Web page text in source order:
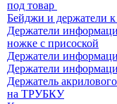
под товар
Бейджи и держатели
Держатели
ножке с присоской
Держатели
Держатели
Держатель
на ТРУБКУ